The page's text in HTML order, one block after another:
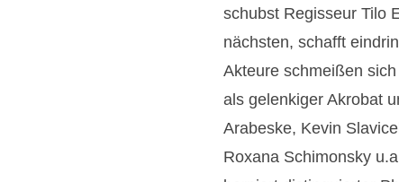
schubst Regisseur Tilo
nächsten, schafft
Akteure schmeißen
als gelenkiger Akrobat
Arabeske, Kevin
Roxana Schimonsky